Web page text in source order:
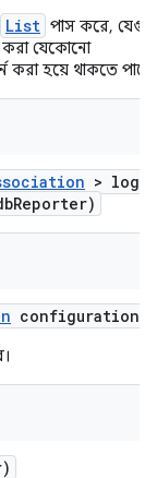
List পাস করে,
করা যেকোনো
করা হয়ে থাকতে
> log
Reporter)
configuration)